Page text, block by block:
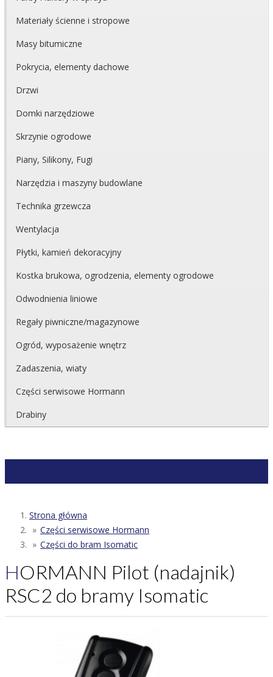
Materiały ścienne i stropowe
Masy bitumiczne
Pokrycia, elementy dachowe
Drzwi
Domki narzędziowe
Skrzynie ogrodowe
Piany, Silikony, Fugi
Narzędzia i maszyny budowlane
Technika grzewcza
Wentylacja
Płytki, kamień dekoracyjny
Kostka brukowa, ogrodzenia, elementy ogrodowe
Odwodnienia liniowe
Regały piwniczne/magazynowe
Ogród, wyposażenie wnętrz
Zadaszenia, wiaty
Części serwisowe Hormann
Drabiny
Strona główna
Części serwisowe Hormann
Części do bram Isomatic
HORMANN Pilot (nadajnik)
RSC2 do bramy Isomatic